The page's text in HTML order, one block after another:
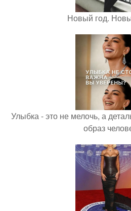
Новый год.
Улыбка - это не мелочь, а
образ